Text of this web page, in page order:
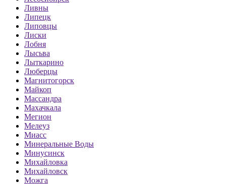
Ливны
Липецк
Липовцы
Лиски
Лобня
Лысьва
Лыткарино
Люберцы
Магнитогорск
Майкоп
Массандра
Махачкала
Мегион
Мелеуз
Миасс
Минеральные Воды
Минусинск
Михайловка
Михайловск
Можга